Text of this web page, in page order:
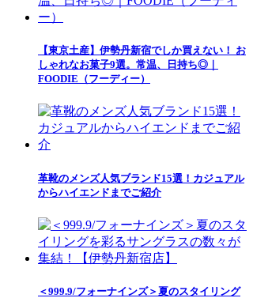
【東京土産】伊勢丹新宿でしか買えない！ お
しゃれなお菓子9選。常温、日持ち◎｜
FOODIE（フーディー）
革靴のメンズ人気ブランド15選！カジュアル
からハイエンドまでご紹介
＜999.9/フォーナインズ＞夏のスタイリング